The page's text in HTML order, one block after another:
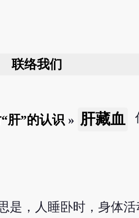
联络我们
肝”的认识 » 肝藏血
是，人睡卧时，身体